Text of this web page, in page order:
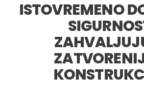
ISTOVREMENO